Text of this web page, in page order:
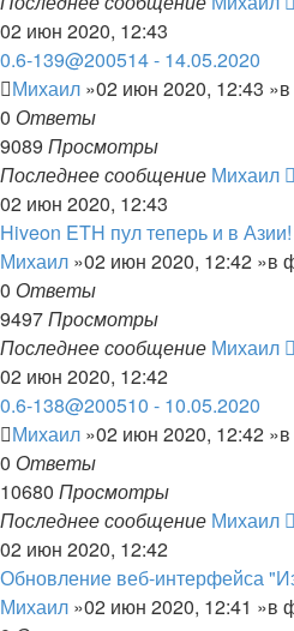
02 июн 2020, 12:43
0.6-139@200514 - 14.05.2020
Михаил »02 июн 2020, 12:43
0 Ответы
9089 Просмотры
Последнее сообщение Михаил
02 июн 2020, 12:43
Hiveon ETH пул теперь и в Азии!
Михаил »02 июн 2020, 12:42 »в
0 Ответы
9497Просмотры
Последнее сообщение Михаил
02 июн 2020, 12:42
0.6-138@200510 - 10.05.2020
Михаил »02 июн 2020, 12:42
0 Ответы
10680 Просмотры
Последнее сообщение Михаил
02 июн 2020, 12:42
Обновление веб-интерфейса
Михаил »02 июн 2020, 12:41 »в